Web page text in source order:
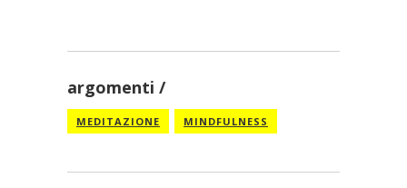
argomenti
MEDITAZIONE MINDFULNESS